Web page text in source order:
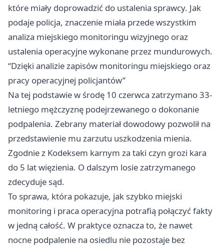
które miały doprowadzić do ustalenia sprawcy. Jak
podaje policja, znaczenie miała przede wszystkim
analiza miejskiego monitoringu wizyjnego oraz
ustalenia operacyjne wykonane przez mundurowych.
“Dzięki analizie zapisów monitoringu miejskiego oraz
pracy operacyjnej policjantów”
Na tej podstawie w środę 10 czerwca zatrzymano 33-
letniego mężczyznę podejrzewanego o dokonanie
podpalenia. Zebrany materiał dowodowy pozwolił na
przedstawienie mu zarzutu uszkodzenia mienia.
Zgodnie z Kodeksem karnym za taki czyn grozi kara
do 5 lat więzienia. O dalszym losie zatrzymanego
zdecyduje sąd.
To sprawa, która pokazuje, jak szybko miejski
monitoring i praca operacyjna potrafią połączyć fakty
w jedną całość. W praktyce oznacza to, że nawet
nocne podpalenie na osiedlu nie pozostaje bez